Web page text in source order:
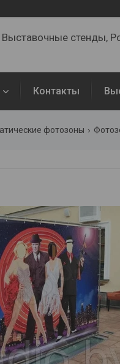
стенды,
Контакты
фотозоны